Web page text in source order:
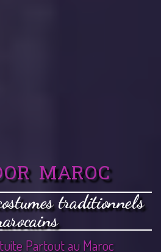
MAROC
traditionnels
Partout au Maroc